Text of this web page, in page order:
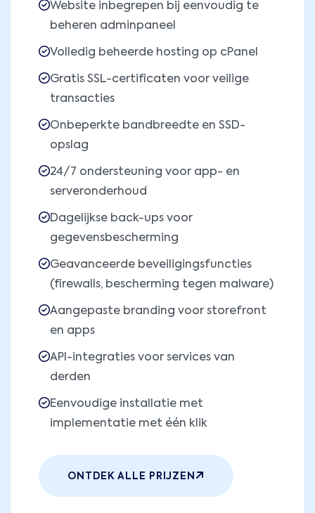
Website inbegrepen bij eenvoudig te
beheren adminpaneel
Volledig beheerde hosting op cPanel
Gratis SSL-certificaten voor veilige
transacties
Onbeperkte bandbreedte en SSD-
opslag
24/7 ondersteuning voor app- en
serveronderhoud
Dagelijkse back-ups voor
gegevensbescherming
Geavanceerde beveiligingsfuncties
(firewalls, bescherming tegen malware)
Aangepaste branding voor storefront
en apps
API-integraties voor services van
derden
Eenvoudige installatie met
implementatie met één klik
ONTDEK ALLE PRIJZEN